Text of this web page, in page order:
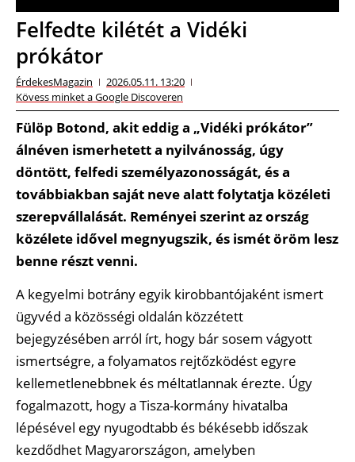
Felfedte kilétét a Vidéki
prókátor
ÉrdekesMagazin
2026.05.11. 13:20
Kövess minket a Google Discoveren
Fülöp Botond, akit eddig a „Vidéki prókátor”
álnéven ismerhetett a nyilvánosság, úgy
döntött, felfedi személyazonosságát, és a
továbbiakban saját neve alatt folytatja közéleti
szerepvállalását. Reményei szerint az ország
közélete idővel megnyugszik, és ismét öröm lesz
benne részt venni.
A kegyelmi botrány egyik kirobbantójaként ismert
ügyvéd a közösségi oldalán közzétett
bejegyzésében arról írt, hogy bár sosem vágyott
ismertségre, a folyamatos rejtőzködést egyre
kellemetlenebbnek és méltatlannak érezte. Úgy
fogalmazott, hogy a Tisza-kormány hivatalba
lépésével egy nyugodtabb és békésebb időszak
kezdődhet Magyarországon, amelyben